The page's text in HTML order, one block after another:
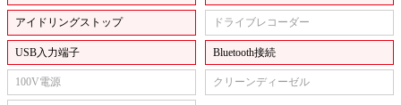
アイドリングストップ ドライブレコーダー
USB入力端子 Bluetooth接続
100V電源 クリーンディーゼル